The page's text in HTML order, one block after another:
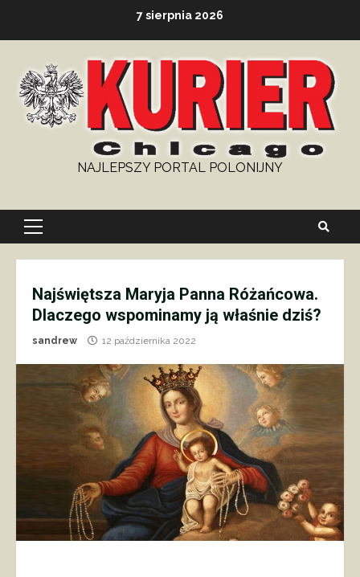
7 sierpnia 2026
NAJLEPSZY PORTAL POLONIJNY
Primary
Najświętsza Maryja Panna Różańcowa.
Dlaczego wspominamy ją właśnie dziś?
sandrew 12 października 2022